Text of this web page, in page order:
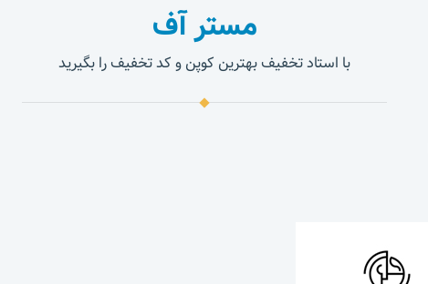
مستر آف
با استاد تخفیف بهترین کوپن و کد تخفیف را بگیرید